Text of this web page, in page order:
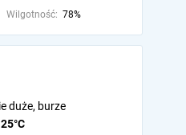
Wilgotność: 78%
25°C
duże, burze